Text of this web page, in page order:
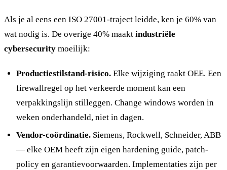
Als je al eens een ISO 27001-traject leidde, ken je 60% van
wat nodig is. De overige 40% maakt industriële
cybersecurity moeilijk:
Productiestilstand-risico. Elke wijziging raakt OEE. Een
firewallregel op het verkeerde moment kan een
verpakkingslijn stilleggen. Change windows worden in
weken onderhandeld, niet in dagen.
Vendor-coördinatie. Siemens, Rockwell, Schneider, ABB
— elke OEM heeft zijn eigen hardening guide, patch-
policy en garantievoorwaarden. Implementaties zijn per